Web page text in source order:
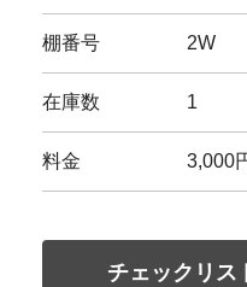
棚番号 2W
在庫数 1
料金 3,000
チェックリス